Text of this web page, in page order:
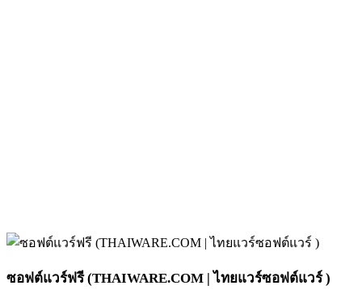
ซอฟต์แวร์ฟรี (THAIWARE.COM | ไทยแวร์ซอฟต์แวร์ )